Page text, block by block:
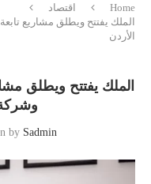
Home
اقتصاد
الملك يفتتح ويطلق مشاريع
الأردن
الملك يفتتح ويطلق
by Sadmin